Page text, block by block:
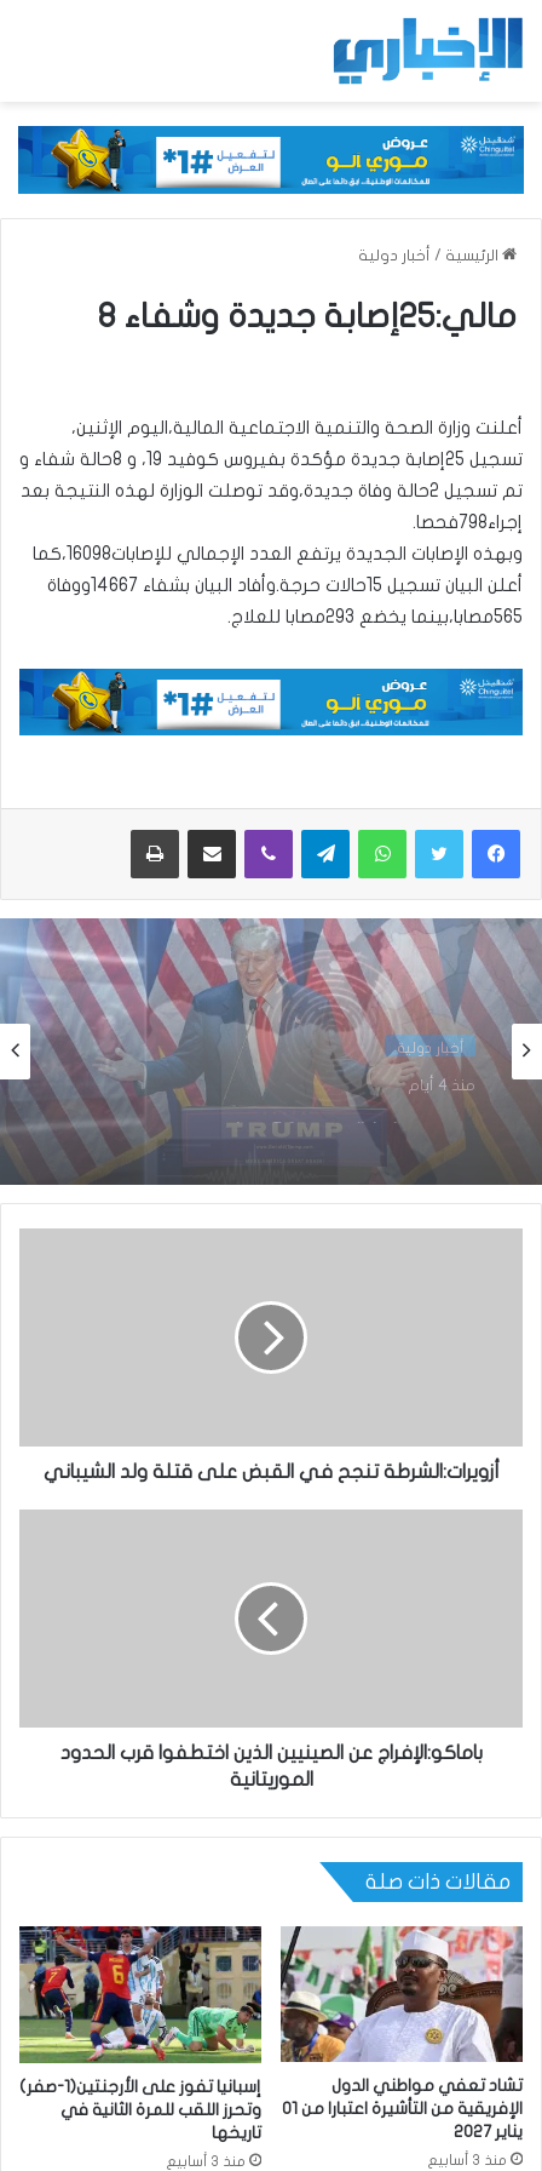
الرئيسية / أخبار دولية
مالي:25إصابة جديدة وشفاء 8
أعلنت وزارة الصحة والتنمية الاجتماعية المالية،اليوم الإثنين،
تسجيل 25إصابة جديدة مؤكدة بفيروس كوفيد 19، و 8حالة شفاء و
تم تسجيل 2حالة وفاة جديدة،وقد توصلت الوزارة لهذه النتيجة بعد
إجراء798فحصا.
وبهذه الإصابات الجديدة يرتفع العدد الإجمالي للإصابات16098،كما
أعلن البيان تسجيل 15حالات حرجة.وأفاد البيان بشفاء 14667ووفاة
565مصابا،بينما يخضع 293مصابا للعلاج.
واتساب تيلقرام ڤايبر مشاركة عبر البريد طباعة
أخبار دولية
منذ 4 أيام
مصر:حدوث زلزال بقوة 5,6 درجات
أخبار دولية
منذ أسبوع واحد
الولايات المتحدة تعلق خدمات التأشيرات في
نواكشوط و 22 دولة إفريقية اعتبارًا من 1 أغسطس
2026
أزويرات:الشرطة تنجح في القبض على قتلة ولد الشيباني
باماكو:الإفراج عن الصينيين الذين اختطفوا قرب الحدود
الموريتانية
مقالات ذات صلة
تشاد تعفي مواطني الدول
الإفريقية من التأشيرة اعتبارا من 01
يناير 2027
منذ 3 أسابيع
إسبانيا تفوز على الأرجنتين(1-صفر)
وتحرز اللقب للمرة الثانية في
تاريخها
منذ 3 أسابيع